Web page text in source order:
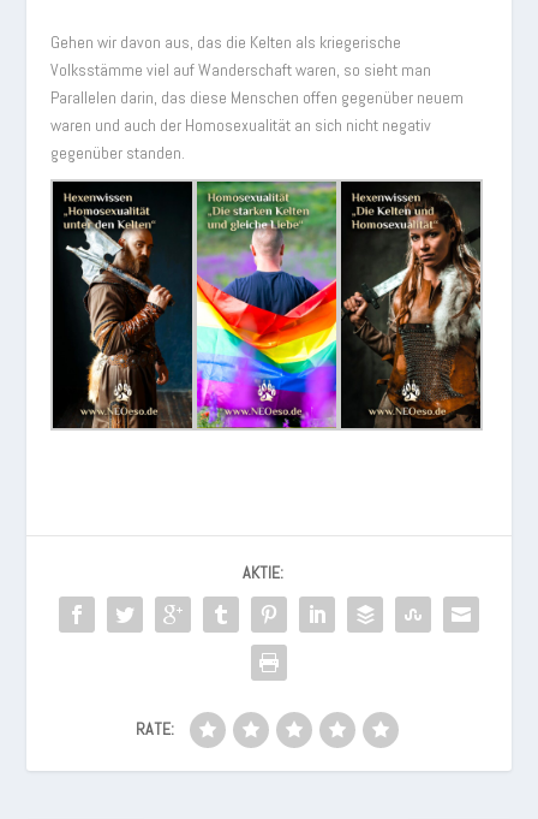
Gehen wir davon aus, das die Kelten als kriegerische
Volksstämme viel auf Wanderschaft waren, so sieht man
Parallelen darin, das diese Menschen offen gegenüber neuem
waren und auch der Homosexualität an sich nicht negativ
gegenüber standen.
AKTIE:
RATE: